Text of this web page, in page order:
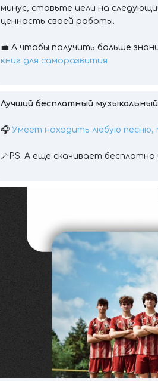
минус, ставьте цели на
ценность своей работы.
💼 А чтобы получить больше
книг для саморазвития
Лучший бесплатный
🎧 Умеет находить любую песню,
🪄P.S. А еще скачивает